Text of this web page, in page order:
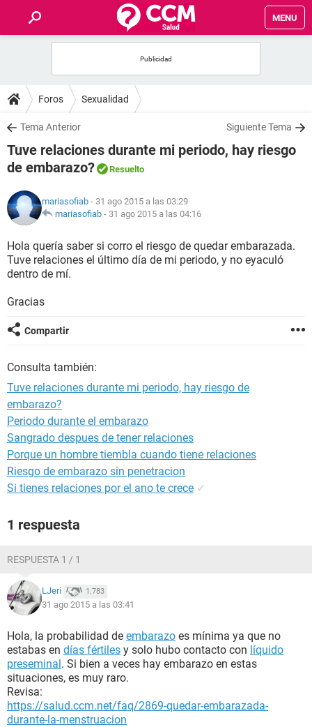
MENU
FOROS
SALUD
FAMILIA
NUTRICIÓN
SEXUALIDAD
GLOSARIO
Foros Sexualidad
Tema Anterior Siguiente Tema
Tuve relaciones durante mi periodo, hay riesgo
de embarazo?
Resuelto
mariasofiab - 31 ago 2015 a las 03:29
mariasofiab - 31 ago 2015 a las 04:16
Hola quería saber si corro el riesgo de quedar embarazada.
Tuve relaciones el último día de mi periodo, y no eyaculó
dentro de mí.
Gracias
Compartir
Consulta también:
Tuve relaciones durante mi periodo, hay riesgo de
embarazo?
Periodo durante el embarazo
Sangrado despues de tener relaciones
Porque un hombre tiembla cuando tiene relaciones
Riesgo de embarazo sin penetracion
Si tienes relaciones por el ano te crece ✓
1 respuesta
RESPUESTA 1 / 1
LJeri 1.783
31 ago 2015 a las 03:41
Hola, la probabilidad de embarazo es mínima ya que no
estabas en días fértiles y solo hubo contacto con líquido
preseminal. Si bien a veces hay embarazo en estas
situaciones, es muy raro.
Revisa:
https://salud.ccm.net/faq/2869-quedar-embarazada-
durante-la-menstruacion